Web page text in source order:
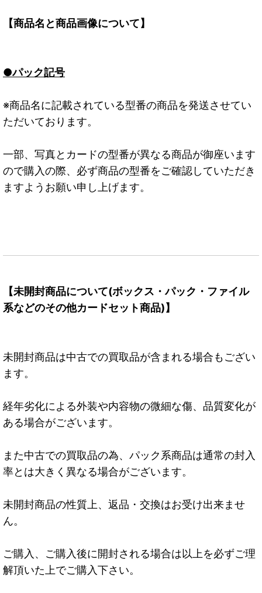
【商品名と商品画像について】
●パック記号
※商品名に記載されている型番の商品を発送させてい
ただいております。
一部、写真とカードの型番が異なる商品が御座います
ので購入の際、必ず商品の型番をご確認していただき
ますようお願い申し上げます。
【未開封商品について(ボックス・パック・ファイル
系などのその他カードセット商品)】
未開封商品は中古での買取品が含まれる場合もござい
ます。
経年劣化による外装や内容物の微細な傷、品質変化が
ある場合がございます。
また中古での買取品の為、パック系商品は通常の封入
率とは大きく異なる場合がございます。
未開封商品の性質上、返品・交換はお受け出来ませ
ん。
ご購入、ご購入後に開封される場合は以上を必ずご理
解頂いた上でご購入下さい。